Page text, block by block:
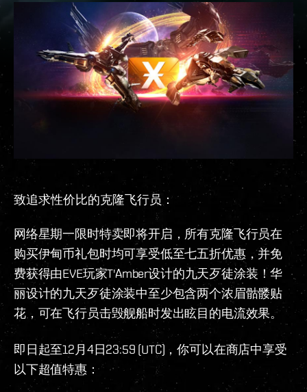
致追求性价比的克隆飞行员：
网络星期一限时特卖即将开启，所有克隆飞行员在
购买伊甸币礼包时均可享受低至七五折优惠，并免
费获得由EVE玩家T'Amber设计的九天歹徒涂装！华
丽设计的九天歹徒涂装中至少包含两个浓眉骷髅贴
花，可在飞行员击毁舰船时发出眩目的电流效果。
即日起至12月4日23:59 (UTC)，你可以在商店中享受
以下超值特惠：